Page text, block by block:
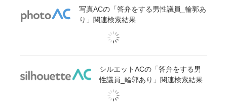
写真ACの「答弁をする男性議員_輪郭あ
り」関連検索結果
シルエットACの「答弁をする男
性議員_輪郭あり」関連検索結果